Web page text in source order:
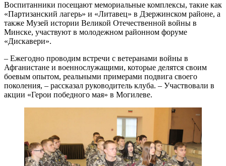
Воспитанники посещают мемориальные комплексы, такие как
«Партизанский лагерь» и «Литавец» в Дзержинском районе, а
также Музей истории Великой Отечественной войны в
Минске, участвуют в молодежном районном форуме
«Дискавери».
– Ежегодно проводим встречи с ветеранами войны в
Афганистане и военнослужащими, которые делятся своим
боевым опытом, реальными примерами подвига своего
поколения, – рассказал руководитель клуба. – Участвовали в
акции «Герои победного мая» в Могилеве.